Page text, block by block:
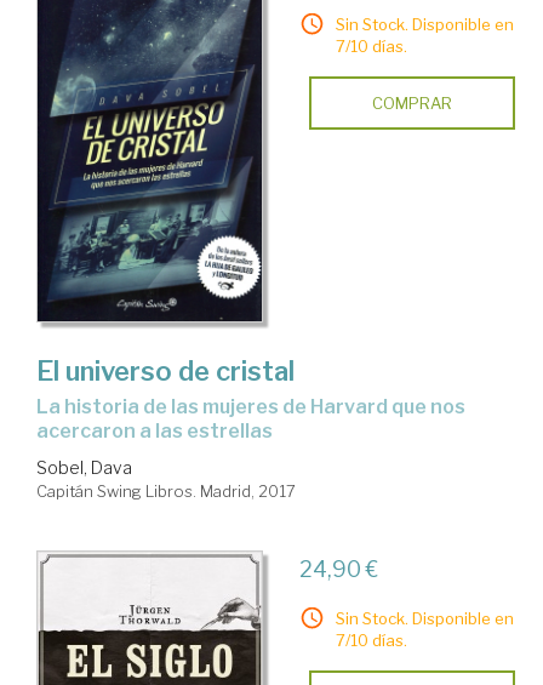
Sin Stock. Disponible en
7/10 días.
COMPRAR
El universo de cristal
la historia de las mujeres de Harvard que nos
acercaron a las estrellas
Sobel, Dava
Capitán Swing Libros. Madrid, 2017
24,90 €
Sin Stock. Disponible en
7/10 días.